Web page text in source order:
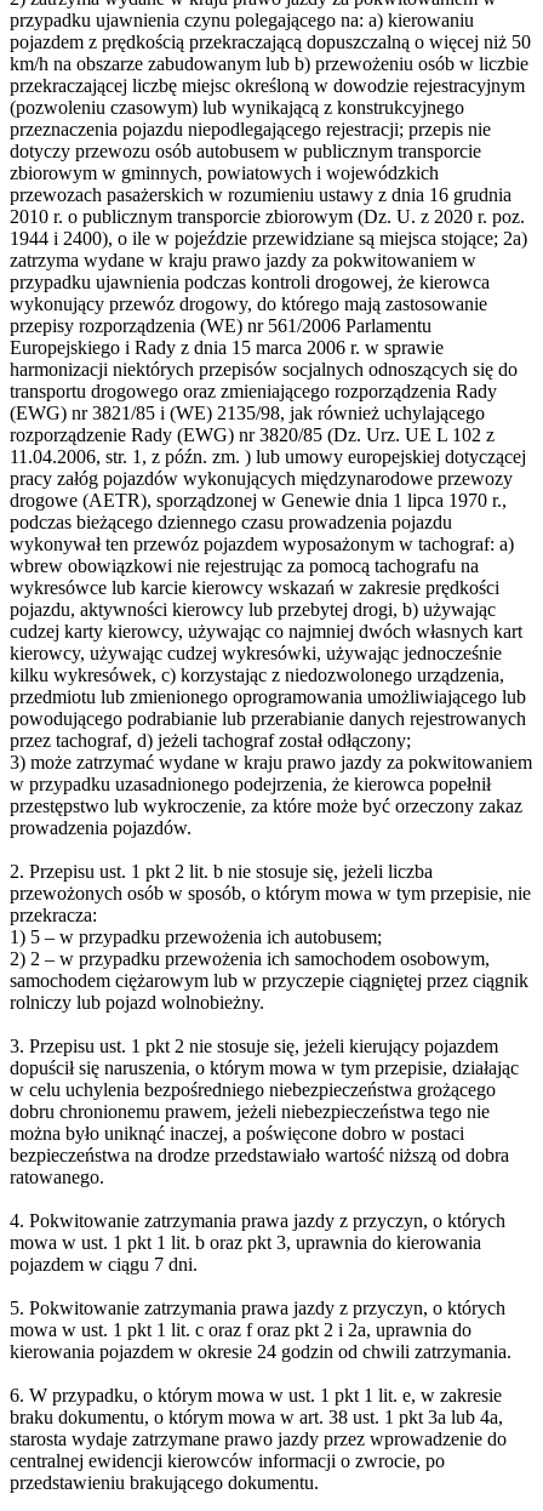
przypadku ujawnienia czynu polegającego na: a) kierowaniu
pojazdem z prędkością przekraczającą dopuszczalną o więcej niż 50
km/h na obszarze zabudowanym lub b) przewożeniu osób w liczbie
przekraczającej liczbę miejsc określoną w dowodzie rejestracyjnym
(pozwoleniu czasowym) lub wynikającą z konstrukcyjnego
przeznaczenia pojazdu niepodlegającego rejestracji; przepis nie
dotyczy przewozu osób autobusem w publicznym transporcie
zbiorowym w gminnych, powiatowych i wojewódzkich
przewozach pasażerskich w rozumieniu ustawy z dnia 16 grudnia
2010 r. o publicznym transporcie zbiorowym (Dz. U. z 2020 r. poz.
1944 i 2400), o ile w pojeździe przewidziane są miejsca stojące; 2a)
zatrzyma wydane w kraju prawo jazdy za pokwitowaniem w
przypadku ujawnienia podczas kontroli drogowej, że kierowca
wykonujący przewóz drogowy, do którego mają zastosowanie
przepisy rozporządzenia (WE) nr 561/2006 Parlamentu
Europejskiego i Rady z dnia 15 marca 2006 r. w sprawie
harmonizacji niektórych przepisów socjalnych odnoszących się do
transportu drogowego oraz zmieniającego rozporządzenia Rady
(EWG) nr 3821/85 i (WE) 2135/98, jak również uchylającego
rozporządzenie Rady (EWG) nr 3820/85 (Dz. Urz. UE L 102 z
11.04.2006, str. 1, z późn. zm. ) lub umowy europejskiej dotyczącej
pracy załóg pojazdów wykonujących międzynarodowe przewozy
drogowe (AETR), sporządzonej w Genewie dnia 1 lipca 1970 r.,
podczas bieżącego dziennego czasu prowadzenia pojazdu
wykonywał ten przewóz pojazdem wyposażonym w tachograf: a)
wbrew obowiązkowi nie rejestrując za pomocą tachografu na
wykresówce lub karcie kierowcy wskazań w zakresie prędkości
pojazdu, aktywności kierowcy lub przebytej drogi, b) używając
cudzej karty kierowcy, używając co najmniej dwóch własnych kart
kierowcy, używając cudzej wykresówki, używając jednocześnie
kilku wykresówek, c) korzystając z niedozwolonego urządzenia,
przedmiotu lub zmienionego oprogramowania umożliwiającego lub
powodującego podrabianie lub przerabianie danych rejestrowanych
przez tachograf, d) jeżeli tachograf został odłączony;
3) może zatrzymać wydane w kraju prawo jazdy za pokwitowaniem
w przypadku uzasadnionego podejrzenia, że kierowca popełnił
przestępstwo lub wykroczenie, za które może być orzeczony zakaz
prowadzenia pojazdów.
2. Przepisu ust. 1 pkt 2 lit. b nie stosuje się, jeżeli liczba
przewożonych osób w sposób, o którym mowa w tym przepisie, nie
przekracza:
1) 5 – w przypadku przewożenia ich autobusem;
2) 2 – w przypadku przewożenia ich samochodem osobowym,
samochodem ciężarowym lub w przyczepie ciągniętej przez ciągnik
rolniczy lub pojazd wolnobieżny.
3. Przepisu ust. 1 pkt 2 nie stosuje się, jeżeli kierujący pojazdem
dopuścił się naruszenia, o którym mowa w tym przepisie, działając
w celu uchylenia bezpośredniego niebezpieczeństwa grożącego
dobru chronionemu prawem, jeżeli niebezpieczeństwa tego nie
można było uniknąć inaczej, a poświęcone dobro w postaci
bezpieczeństwa na drodze przedstawiało wartość niższą od dobra
ratowanego.
4. Pokwitowanie zatrzymania prawa jazdy z przyczyn, o których
mowa w ust. 1 pkt 1 lit. b oraz pkt 3, uprawnia do kierowania
pojazdem w ciągu 7 dni.
5. Pokwitowanie zatrzymania prawa jazdy z przyczyn, o których
mowa w ust. 1 pkt 1 lit. c oraz f oraz pkt 2 i 2a, uprawnia do
kierowania pojazdem w okresie 24 godzin od chwili zatrzymania.
6. W przypadku, o którym mowa w ust. 1 pkt 1 lit. e, w zakresie
braku dokumentu, o którym mowa w art. 38 ust. 1 pkt 3a lub 4a,
starosta wydaje zatrzymane prawo jazdy przez wprowadzenie do
centralnej ewidencji kierowców informacji o zwrocie, po
przedstawieniu brakującego dokumentu.